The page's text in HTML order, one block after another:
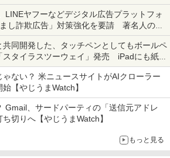
14】【空いた時間でなにしてる？】
LINEヤフーなどデジタル広告プラットフォ
し詐欺広告」対策強化を要請 著名人の写
詐欺などへの対策として
共同開発した、タッチペンとしてもボールペ
スタイラスツーウェイ」発売 iPadにも紙に
き込める
ゃない？ 米ニュースサイトがAIクローラー
【やじうまWatch】
Gmail、サードパーティの「送信元アドレ
切りへ【やじうまWatch】
もっと見る